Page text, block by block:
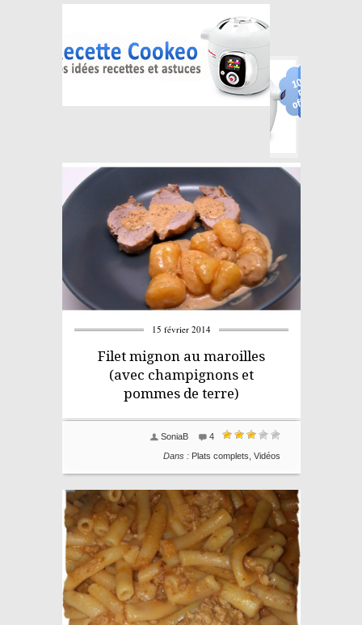
15 février 2014
Filet mignon au maroilles
(avec champignons et
pommes de terre)
4
SoniaB
Dans : Plats complets Vidéos